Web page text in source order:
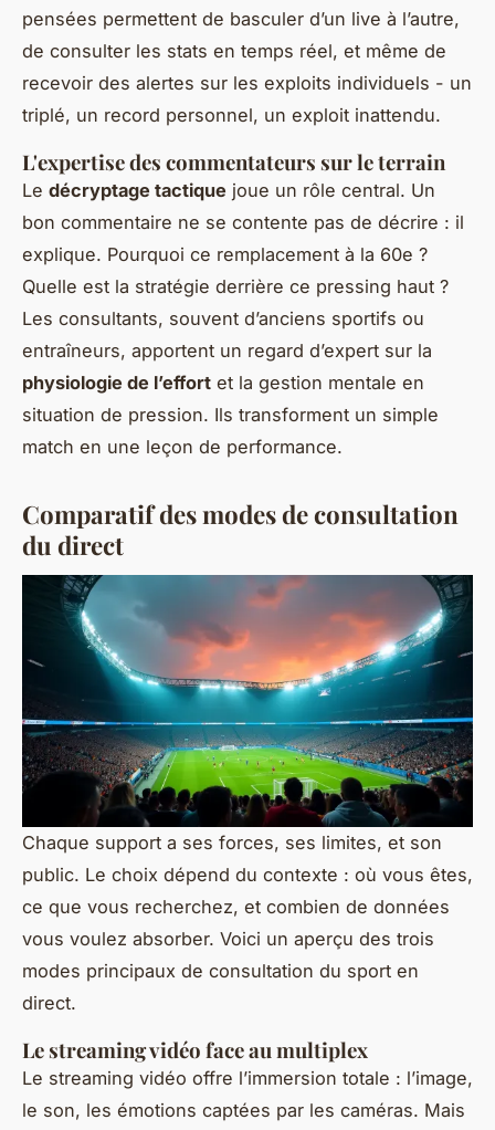
pensées permettent de basculer d’un live à l’autre,
de consulter les stats en temps réel, et même de
recevoir des alertes sur les exploits individuels - un
triplé, un record personnel, un exploit inattendu.
L'expertise des commentateurs sur le terrain
Le décryptage tactique joue un rôle central. Un
bon commentaire ne se contente pas de décrire : il
explique. Pourquoi ce remplacement à la 60e ?
Quelle est la stratégie derrière ce pressing haut ?
Les consultants, souvent d’anciens sportifs ou
entraîneurs, apportent un regard d’expert sur la
physiologie de l’effort et la gestion mentale en
situation de pression. Ils transforment un simple
match en une leçon de performance.
Comparatif des modes de consultation
du direct
Chaque support a ses forces, ses limites, et son
public. Le choix dépend du contexte : où vous êtes,
ce que vous recherchez, et combien de données
vous voulez absorber. Voici un aperçu des trois
modes principaux de consultation du sport en
direct.
Le streaming vidéo face au multiplex
Le streaming vidéo offre l’immersion totale : l’image,
le son, les émotions captées par les caméras. Mais